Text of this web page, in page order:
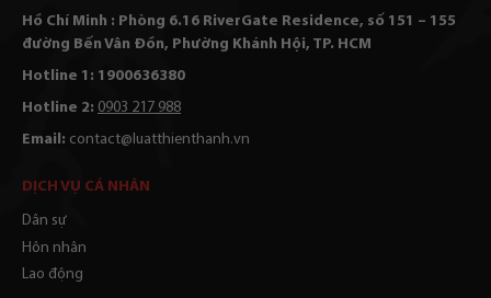
Hồ Chí Minh : Phòng 6.16 RiverGate Residence, số 151 – 155
đường Bến Vân Đồn, Phường Khánh Hội, TP. HCM
Hotline 1: 1900636380
Hotline 2: 0903 217 988
Email: contact@luatthienthanh.vn
DỊCH VỤ CÁ NHÂN
Dân sự
Hôn nhân
Lao động